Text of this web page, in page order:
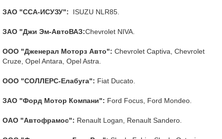
ЗАО "ССА-ИСУЗУ": ISUZU NLR85.
ЗАО "Джи Эм-АвтоВАЗ:Chevrolet NIVA.
ООО "Дженерал Моторз Авто": Chevrolet Captiva, Chevrolet
Cruze, Opel Antara, Opel Astra.
ООО "СОЛЛЕРС-Елабуга": Fiat Ducato.
ЗАО "Форд Мотор Компани": Ford Focus, Ford Mondeo.
ОАО "Автофрамос": Renault Logan, Renault Sandero.